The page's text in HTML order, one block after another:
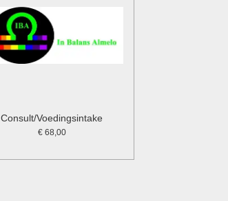
Consult/Voedingsintake
€ 68,00